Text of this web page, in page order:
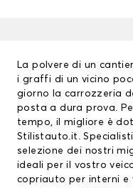
La polvere di un
i graffi di un vicino
giorno la carrozzeria
posta a dura prova.
tempo, il migliore è
Stilistauto.it.
selezione dei nostri
ideali per il vostro
copriauto per interni e